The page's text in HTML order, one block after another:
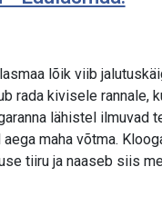
lõik viib
rada kivisele rannale,
lähistel ilmuvad
maha võtma.
tiiru ja naaseb siis